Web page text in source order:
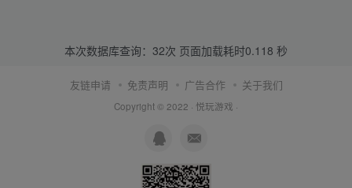
本次数据库查询：32次 页面加载耗时0.118 秒
友链申请 免责声明 广告合作 关于我们
Copyright © 2022 · 悦玩游戏 ·